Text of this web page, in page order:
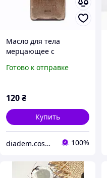
Масло для тела
мерцающее с
Shimmer Oil Top Beauty
Готово к отправке
120₴
Купить
diadem.cosmetics 100%